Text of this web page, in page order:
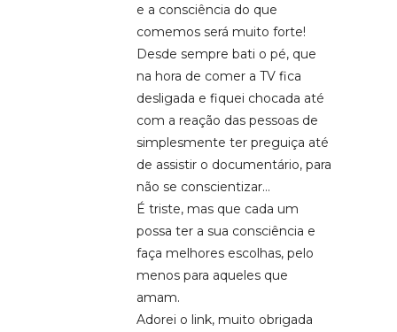
e a consciência do que
comemos será muito forte!
Desde sempre bati o pé, que
na hora de comer a TV fica
desligada e fiquei chocada até
com a reação das pessoas de
simplesmente ter preguiça até
de assistir o documentário, para
não se conscientizar…
É triste, mas que cada um
possa ter a sua consciência e
faça melhores escolhas, pelo
menos para aqueles que
amam.
Adorei o link, muito obrigada